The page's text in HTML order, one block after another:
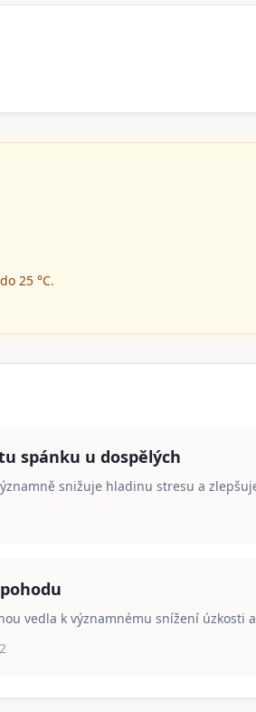
25 °C.
spánku u dospělých
snižuje hladinu stresu a
vedla k významnému snížení úzkosti